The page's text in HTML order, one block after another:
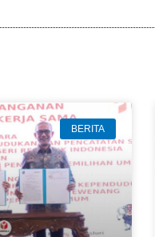
BERITA